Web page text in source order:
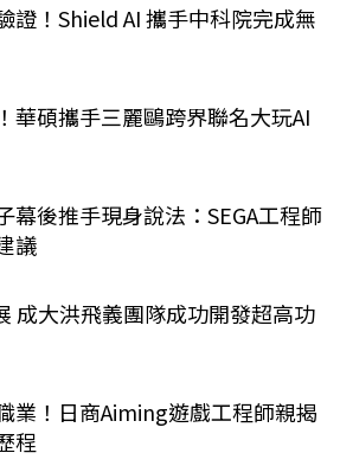
證！Shield AI 攜手中科院完成無
華碩攜手三麗鷗跨界聯名大玩AI
幕後推手現身說法：SEGA工程師
議
成大洪飛義團隊成功開發超高功
業！日商Aiming遊戲工程師親揭
程